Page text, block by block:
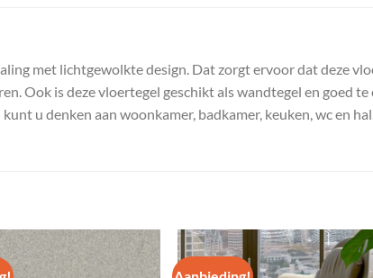
met lichtgewolkte design. Dat zorgt ervoor dat deze
Ook is deze vloertegel geschikt als wandtegel en goed
u denken aan woonkamer, badkamer, keuken, wc en